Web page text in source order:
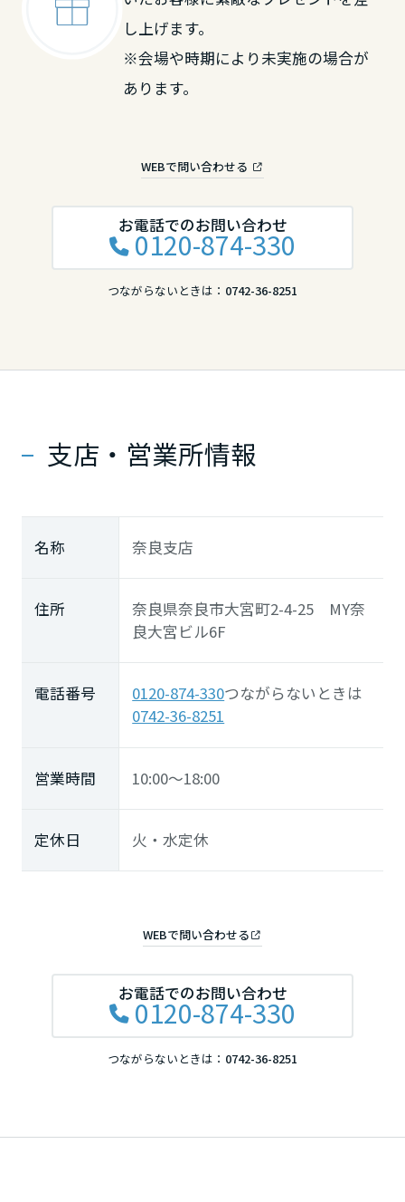
し上げます。
※会場や時期により未実施の場合が
あります。
WEBで問い合わせる
お電話でのお問い合わせ
0120-874-330
つながらないときは： 0742-36-8251
支店・営業所情報
名称 奈良支店
住所
奈良県奈良市大宮町2-4-25 MY奈
良大宮ビル6F
電話番号 0120-874-330つながらないときは
0742-36-8251
営業時間 10:00～18:00
定休日 火・水定休
WEBで問い合わせる
お電話でのお問い合わせ
0120-874-330
つながらないときは： 0742-36-8251
中国・四国エリア
広島県
山口県
徳島県
愛媛県